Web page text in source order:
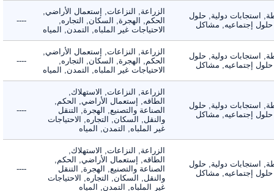
استجابات دولية, حلول
إجتماعيه, مشاكل
الزراعة, النزاعات, إستعمال الأراضي,
الحكم, الهجرة, السكان, التجاره,
الاحتياجات غير الملباه, التمدن, المياه
----
استجابات دولية, حلول
إجتماعيه, مشاكل
الزراعة, النزاعات, إستعمال الأراضي,
الحكم, الهجرة, السكان, التجاره,
الاحتياجات غير الملباه, التمدن, المياه
----
استجابات دولية, حلول
إجتماعيه, مشاكل
الزراعة, النزاعات, الاستهلاك,
الطاقه, إستعمال الأراضي, الحكم,
الصناعة والتصنيع, الهجرة, التنقل
والنقل, السكان, التجاره, الاحتياجات
غير الملباه, التمدن, المياه
----
استجابات دولية, حلول
إجتماعيه, مشاكل
الزراعة, النزاعات, الاستهلاك,
الطاقه, إستعمال الأراضي, الحكم,
الصناعة والتصنيع, الهجرة, التنقل
والنقل, السكان, التجاره, الاحتياجات
غير الملباه, التمدن, المياه
----